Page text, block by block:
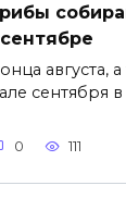
сентябре
августа, а
сентября в
0 111